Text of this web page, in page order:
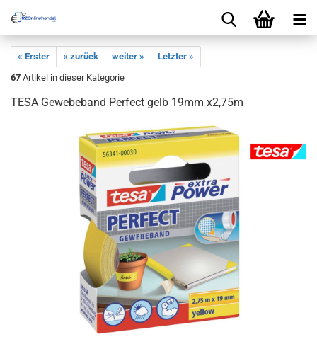
« Erster « zurück weiter »
Letzter »
67 Artikel in dieser Kategorie
TESA Gewebeband Perfect gelb 19mm x2,75m